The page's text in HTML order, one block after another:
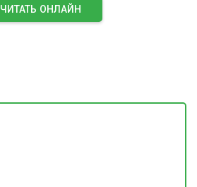
ЧИТАТЬ ОНЛАЙН